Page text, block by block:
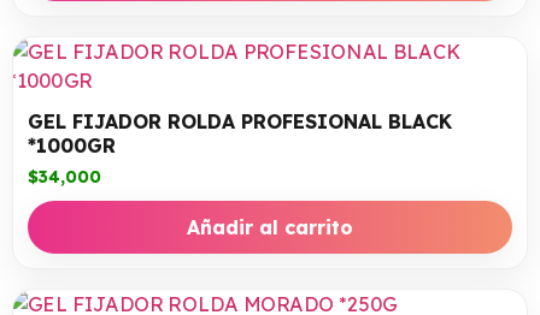
GEL FIJADOR ROLDA PROFESIONAL BLACK
*1000GR
$34,000
Añadir al carrito